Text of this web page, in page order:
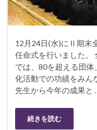
12月24日(水)にⅡ期末
任命式を行いました。
では、80を超える団
化活動での功績をみん
先生から今年の成果と …
続きを読む